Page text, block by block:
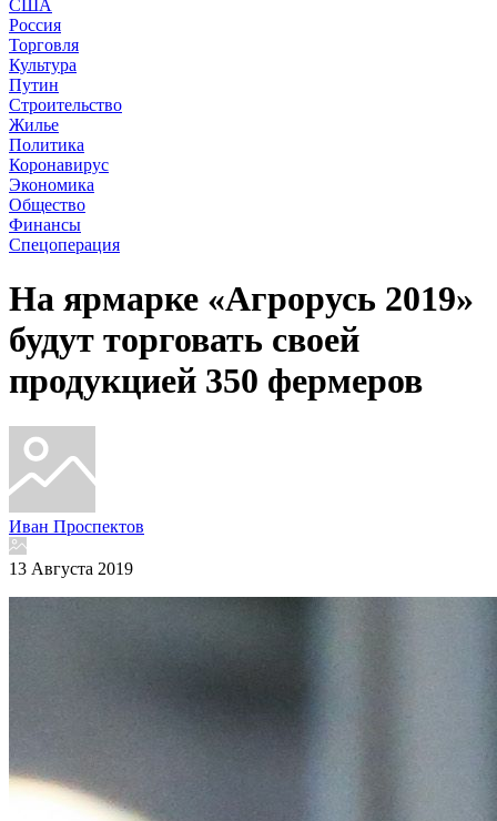
США
Россия
Торговля
Культура
Путин
Строительство
Жилье
Политика
Коронавирус
Экономика
Общество
Финансы
Спецоперация
На ярмарке «Агрорусь 2019»
будут торговать своей
продукцией 350 фермеров
Иван Проспектов
13 Августа 2019